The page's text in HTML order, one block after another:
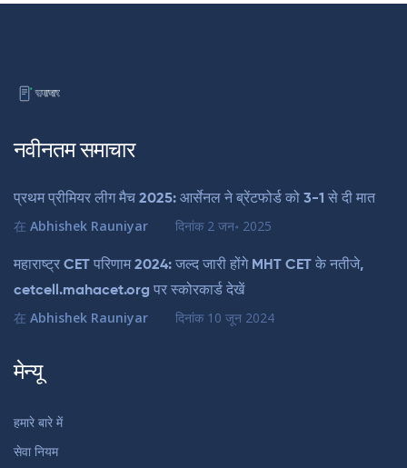
नवीनतम समाचार
प्रथम प्रीमियर लीग मैच 2025: आर्सेनल ने ब्रेंटफोर्ड को 3-1 से दी मात
在 Abhishek Rauniyar दिनांक 2 जन॰ 2025
महाराष्ट्र CET परिणाम 2024: जल्द जारी होंगे MHT CET के नतीजे,
cetcell.mahacet.org पर स्कोरकार्ड देखें
在 Abhishek Rauniyar दिनांक 10 जून 2024
मेन्यू
हमारे बारे में
सेवा नियम